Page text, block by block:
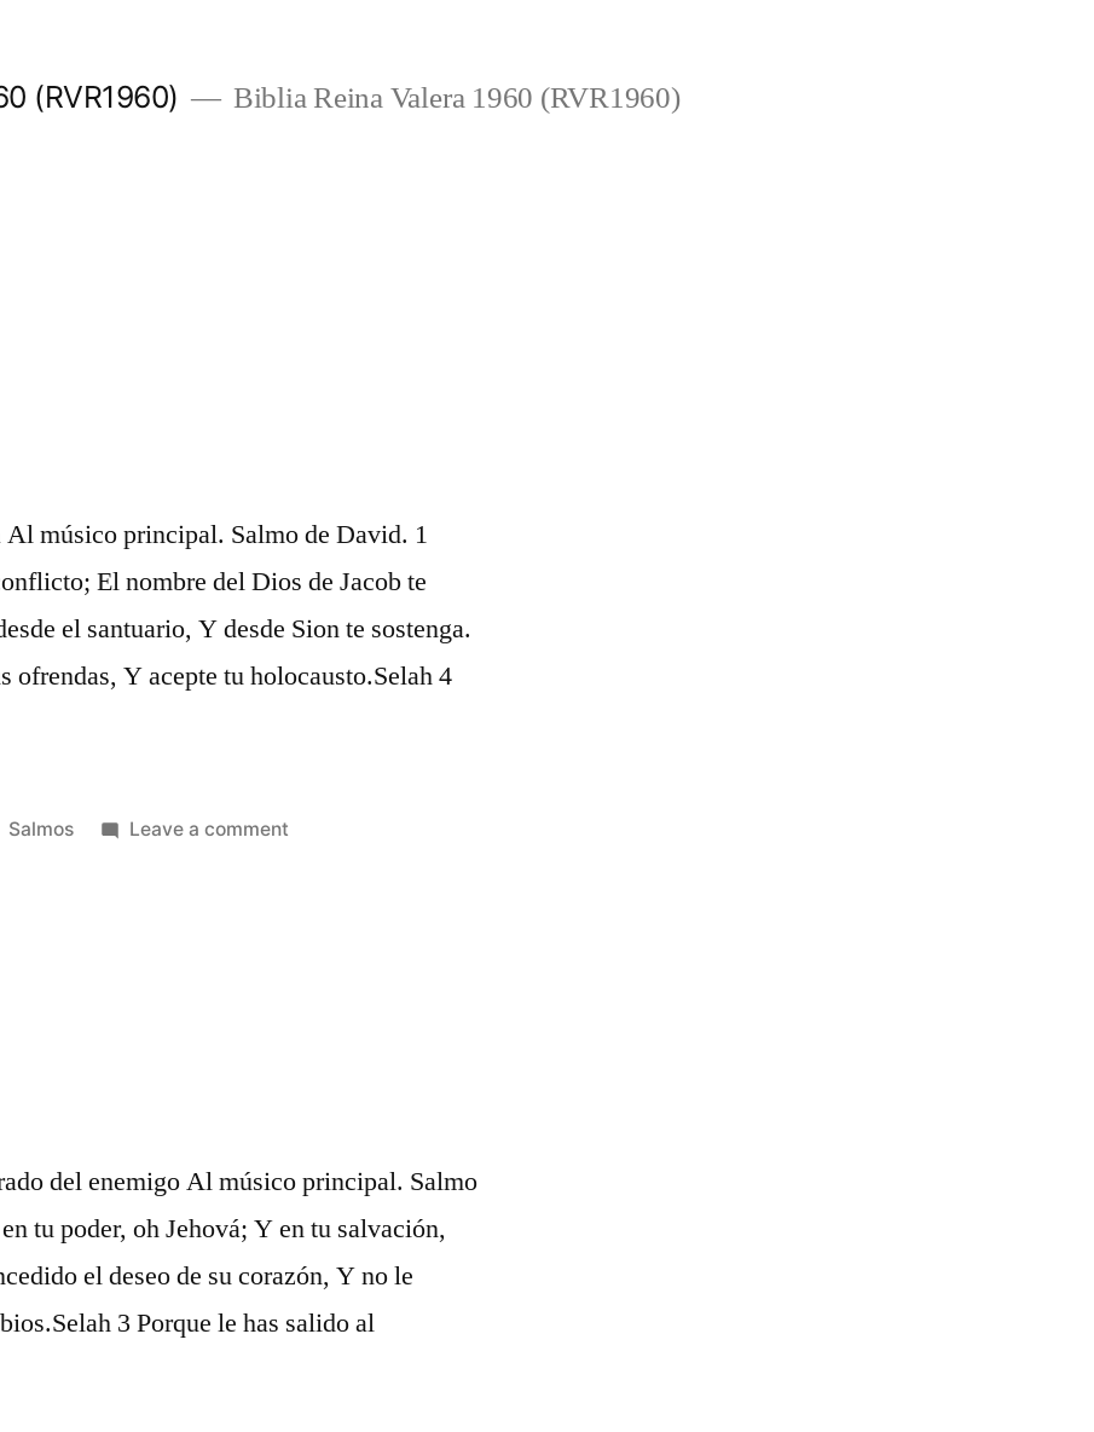
(RVR1960) Biblia Reina Valera 1960 (RVR1960)
músico principal. Salmo de David. 1
El nombre del Dios de Jacob te
el santuario, Y desde Sion te sostenga.
ofrendas, Y acepte tu holocausto.Selah 4
Posted
Salmos Leave a commenton
del enemigo Al músico principal. Salmo
tu poder, oh Jehová; Y en tu salvación,
el deseo de su corazón, Y no le
3 Porque le has salido al